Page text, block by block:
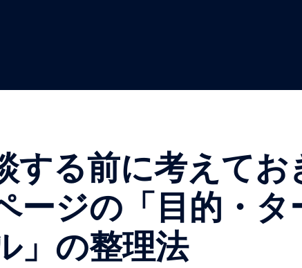
する前に考えてお
ージの「目的・タ
」の整理法